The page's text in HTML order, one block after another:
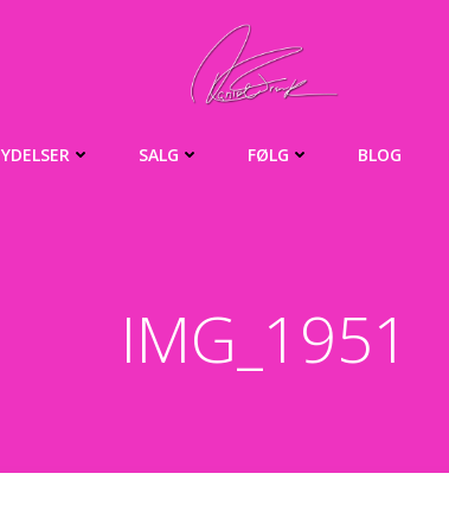
YDELSER SALG FØLG BLOG
IMG_1951